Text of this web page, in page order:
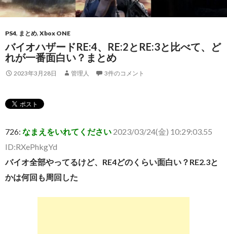
プ
PS4, まとめ, Xbox ONE
バイオハザードRE:4、RE:2とRE:3と比べて、ど
れが一番面白い？まとめ
2023年3月28日 管理人 3件のコメント
726: なまえをいれてください 2023/03/24(金) 10:29:03.55
ID:RXePhkgYd
バイオ全部やってるけど、RE4どのくらい面白い？RE2.3と
かは何回も周回した